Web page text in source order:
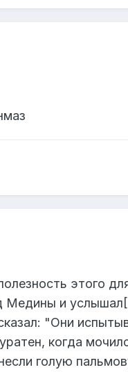
этого
и
"Они
когда
голую